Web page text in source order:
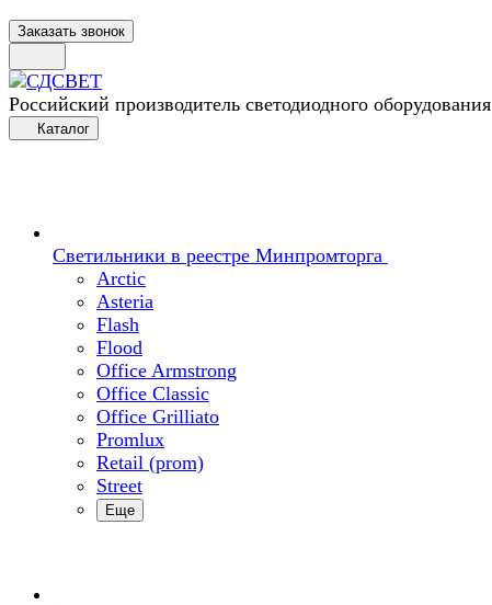
Заказать звонок
Российский производитель светодиодного оборудования
Каталог
Светильники в реестре Минпромторга
Arctic
Asteria
Flash
Flood
Office Armstrong
Office Classic
Office Grilliato
Promlux
Retail (prom)
Street
Еще